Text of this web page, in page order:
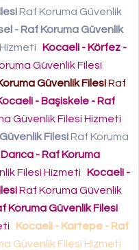
Raf Koruma Güvenlik
- Raf Koruma Güvenlik
Kocaeli - Körfez -
Güvenlik Filesi
Güvenlik FilesiRaf
- Başiskele - Raf
Güvenlik Filesi Hizmeti
FilesiRaf Koruma
- Raf Koruma
Filesi Hizmeti
Kocaeli -
Raf Koruma Güvenlik
Koruma Güvenlik Filesi
Kocaeli - Kartepe - Raf
Güvenlik Filesi Hizmeti